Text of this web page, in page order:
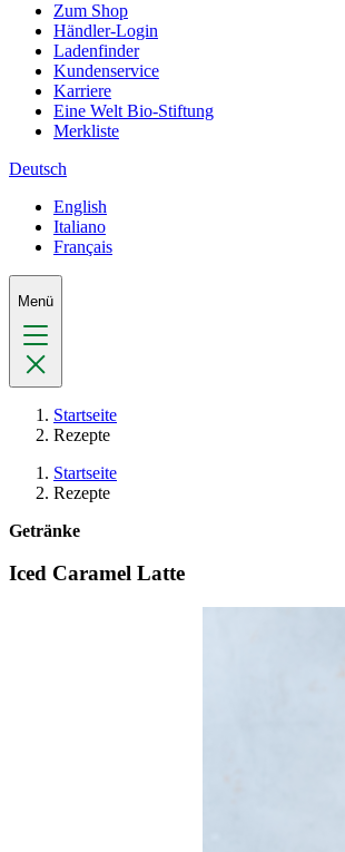
Zum Shop
Händler-Login
Ladenfinder
Kundenservice
Karriere
Eine Welt Bio-Stiftung
Merkliste
Deutsch
English
Italiano
Français
Menü
Startseite
Rezepte
Startseite
Rezepte
Getränke
Iced Caramel Latte